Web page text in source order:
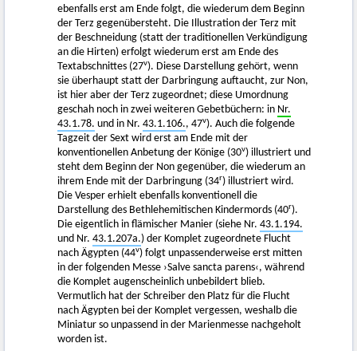
ebenfalls erst am Ende folgt, die wiederum dem Beginn
der Terz gegenübersteht. Die Illustration der Terz mit
der Beschneidung (statt der traditionellen Verkündigung
an die Hirten) erfolgt wiederum erst am Ende des
Textabschnittes (27v). Diese Darstellung gehört, wenn
sie überhaupt statt der Darbringung auftaucht, zur Non,
ist hier aber der Terz zugeordnet; diese Umordnung
geschah noch in zwei weiteren Gebetbüchern: in Nr.
43.1.78. und in Nr. 43.1.106., 47v). Auch die folgende
Tagzeit der Sext wird erst am Ende mit der
konventionellen Anbetung der Könige (30v) illustriert und
steht dem Beginn der Non gegenüber, die wiederum an
ihrem Ende mit der Darbringung (34r) illustriert wird.
Die Vesper erhielt ebenfalls konventionell die
Darstellung des Bethlehemitischen Kindermords (40r).
Die eigentlich in flämischer Manier (siehe Nr. 43.1.194.
und Nr. 43.1.207a.) der Komplet zugeordnete Flucht
nach Ägypten (44v) folgt unpassenderweise erst mitten
in der folgenden Messe ›Salve sancta parens‹, während
die Komplet augenscheinlich unbebildert blieb.
Vermutlich hat der Schreiber den Platz für die Flucht
nach Ägypten bei der Komplet vergessen, weshalb die
Miniatur so unpassend in der Marienmesse nachgeholt
worden ist.